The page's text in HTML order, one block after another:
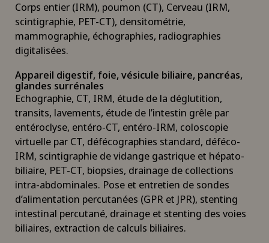
Corps entier (IRM), poumon (CT), Cerveau (IRM,
scintigraphie, PET-CT), densitométrie,
mammographie, échographies, radiographies
digitalisées.
Appareil digestif, foie, vésicule biliaire, pancréas,
glandes surrénales
Echographie, CT, IRM, étude de la déglutition,
transits, lavements, étude de l’intestin grêle par
entéroclyse, entéro-CT, entéro-IRM, coloscopie
virtuelle par CT, défécographies standard, déféco-
IRM, scintigraphie de vidange gastrique et hépato-
biliaire, PET-CT, biopsies, drainage de collections
intra-abdominales. Pose et entretien de sondes
d’alimentation percutanées (GPR et JPR), stenting
intestinal percutané, drainage et stenting des voies
biliaires, extraction de calculs biliaires.